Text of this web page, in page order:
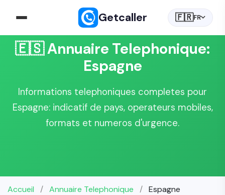
Getcaller 🇫🇷FR
🇪🇸 Annuaire Telephonique:
Espagne
Informations telephoniques completes pour
Espagne: indicatif de pays, operateurs mobiles,
formats et numeros d'urgence.
Accueil / Annuaire Telephonique / Espagne